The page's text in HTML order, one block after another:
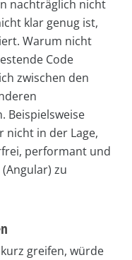
nachträglich nicht
klar genug ist,
Warum nicht
Code
zwischen den
Beispielsweise
nicht in der Lage,
performant und
zu
greifen, würde